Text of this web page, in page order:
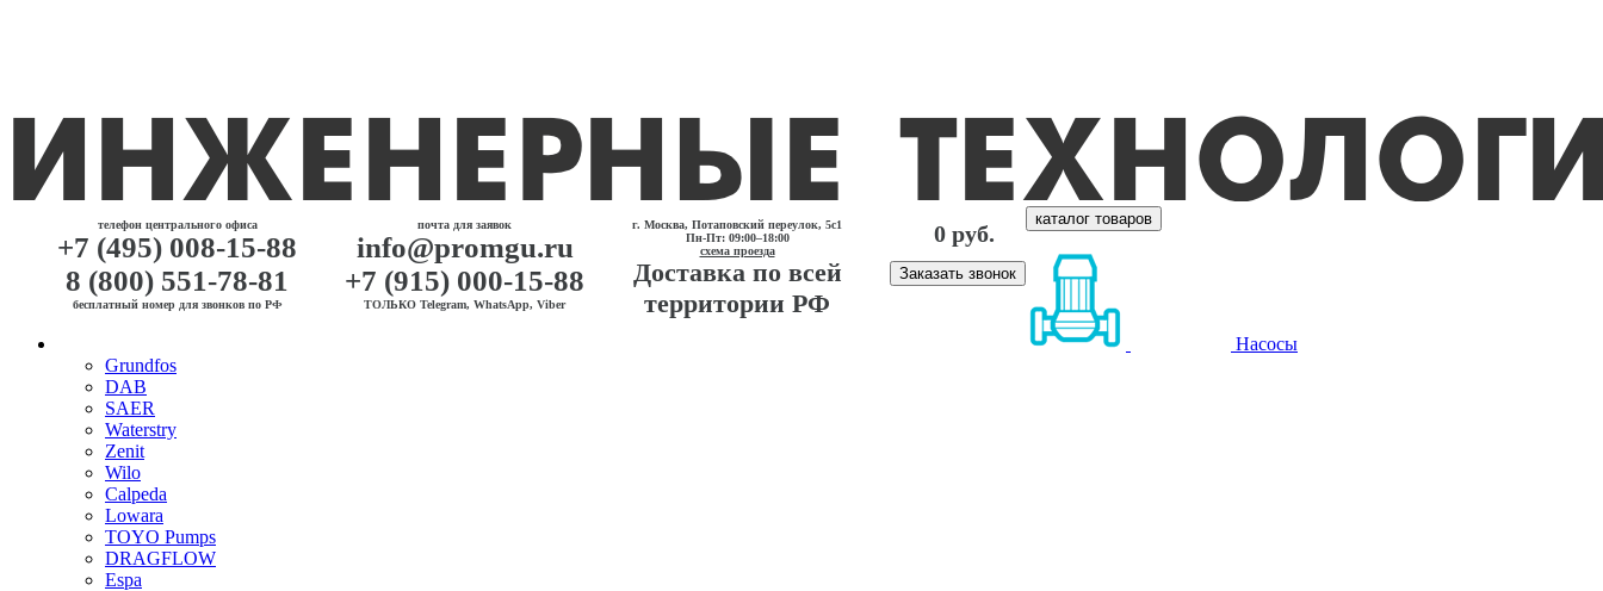
телефон центрального офиса
+7 (495) 008-15-88
8 (800) 551-78-81
бесплатный номер для звонков по РФ
почта для заявок
info@promgu.ru
+7 (915) 000-15-88
ТОЛЬКО Telegram, WhatsApp, Viber
г. Москва, Потаповский переулок, 5с1
Пн-Пт: 09:00–18:00
схема проезда
Доставка по всей
территории РФ
0 руб.
Заказать звонок
каталог товаров
Насосы
Grundfos
DAB
SAER
Waterstry
Zenit
Wilo
Calpeda
Lowara
TOYO Pumps
DRAGFLOW
Espa